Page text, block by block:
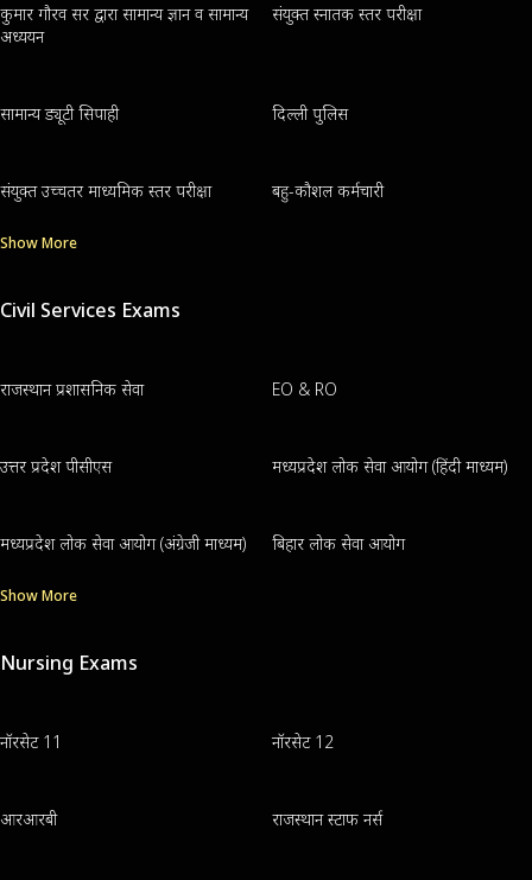
कुमार गौरव सर द्वारा सामान्य ज्ञान व सामान्य
अध्ययन
संयुक्त स्नातक स्तर परीक्षा
सामान्य ड्यूटी सिपाही दिल्ली पुलिस
संयुक्त उच्चतर माध्यमिक स्तर परीक्षा बहु-कौशल कर्मचारी
Show More
Civil Services Exams
राजस्थान प्रशासनिक सेवा EO & RO
उत्तर प्रदेश पीसीएस मध्यप्रदेश लोक सेवा आयोग (हिंदी माध्यम)
मध्यप्रदेश लोक सेवा आयोग (अंग्रेजी माध्यम) बिहार लोक सेवा आयोग
Show More
Nursing Exams
नॉरसेट 11 नॉरसेट 12
आरआरबी राजस्थान स्टाफ नर्स